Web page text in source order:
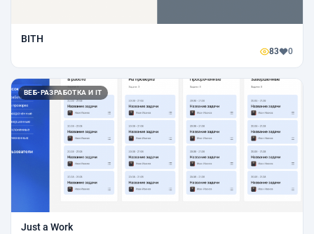
BITH
83 0
ВЕБ-РАЗРАБОТКА И IT
Just a Work